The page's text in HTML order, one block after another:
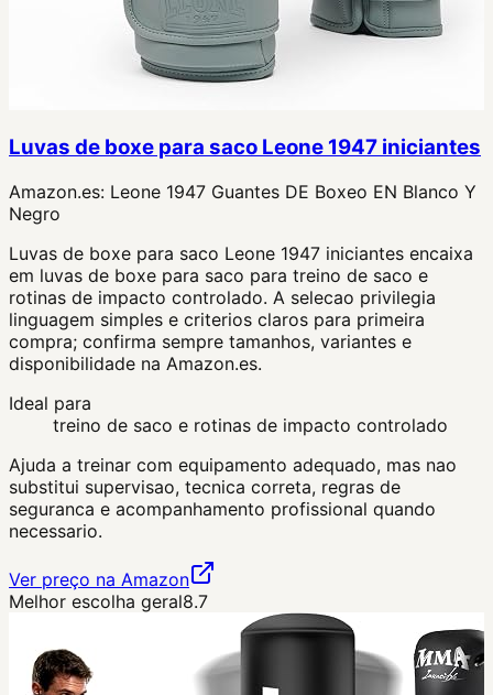
Luvas de boxe para saco Leone 1947 iniciantes
Amazon.es: Leone 1947 Guantes DE Boxeo EN Blanco Y
Negro
Luvas de boxe para saco Leone 1947 iniciantes encaixa
em luvas de boxe para saco para treino de saco e
rotinas de impacto controlado. A selecao privilegia
linguagem simples e criterios claros para primeira
compra; confirma sempre tamanhos, variantes e
disponibilidade na Amazon.es.
Ideal para
treino de saco e rotinas de impacto controlado
Ajuda a treinar com equipamento adequado, mas nao
substitui supervisao, tecnica correta, regras de
seguranca e acompanhamento profissional quando
necessario.
Ver preço na Amazon
Melhor escolha geral8.7